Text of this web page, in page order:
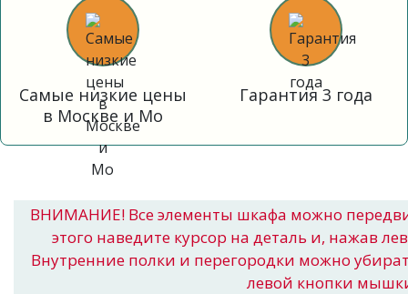
Самые низкие цены
в Москве и Мо
Гарантия 3 года
ВНИМАНИЕ! Все элементы шкафа можно
этого наведите курсор на деталь и, нажав
Внутренние полки и перегородки можно
левой кнопки